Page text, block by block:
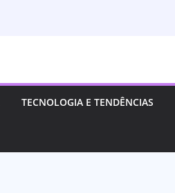
TECNOLOGIA E TENDÊNCIAS